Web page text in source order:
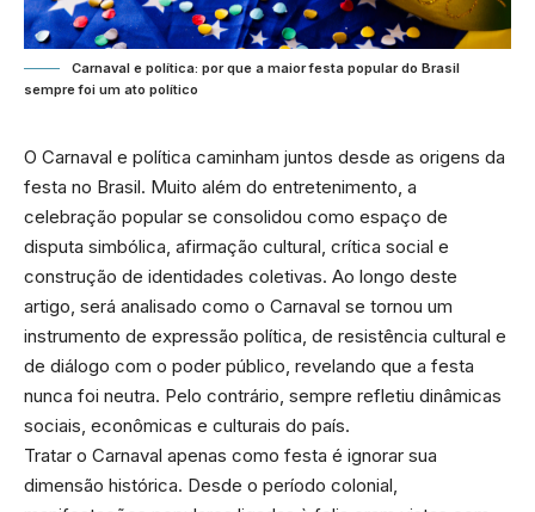
Carnaval e política: por que a maior festa popular do Brasil
sempre foi um ato político
O Carnaval e política caminham juntos desde as origens da
festa no Brasil. Muito além do entretenimento, a
celebração popular se consolidou como espaço de
disputa simbólica, afirmação cultural, crítica social e
construção de identidades coletivas. Ao longo deste
artigo, será analisado como o Carnaval se tornou um
instrumento de expressão política, de resistência cultural e
de diálogo com o poder público, revelando que a festa
nunca foi neutra. Pelo contrário, sempre refletiu dinâmicas
sociais, econômicas e culturais do país.
Tratar o Carnaval apenas como festa é ignorar sua
dimensão histórica. Desde o período colonial,